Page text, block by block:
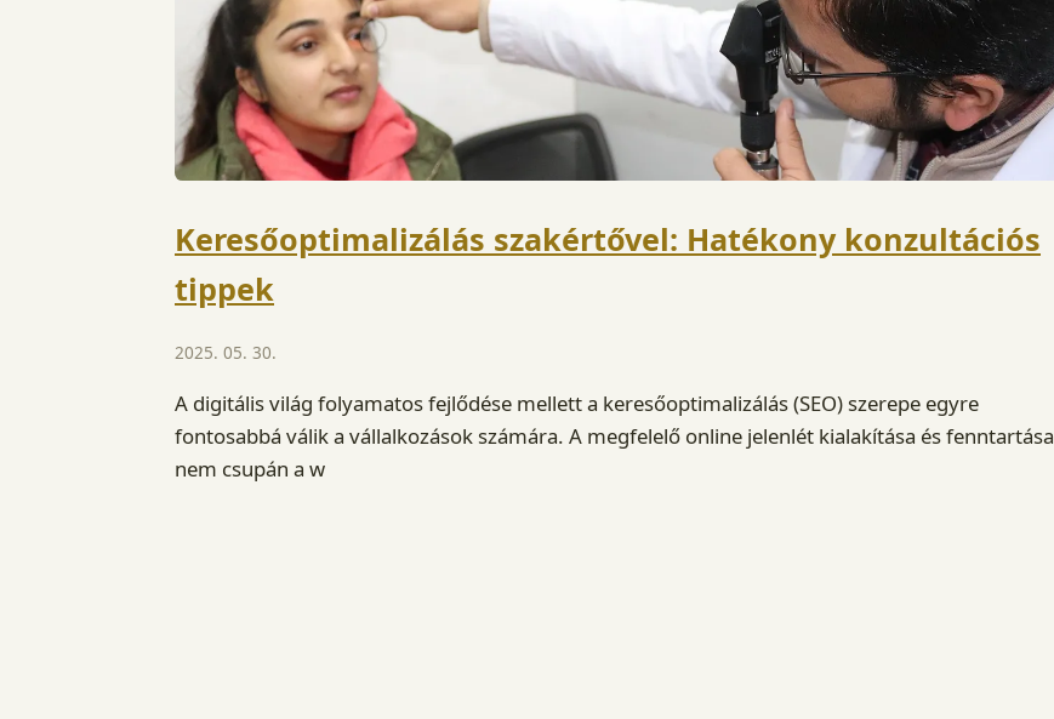
Keresőoptimalizálás szakértővel: Hatékony konzultációs
tippek
2025. 05. 30.
A digitális világ folyamatos fejlődése mellett a keresőoptimalizálás (SEO) szerepe egyre
fontosabbá válik a vállalkozások számára. A megfelelő online jelenlét kialakítása és fenntartása
nem csupán a w